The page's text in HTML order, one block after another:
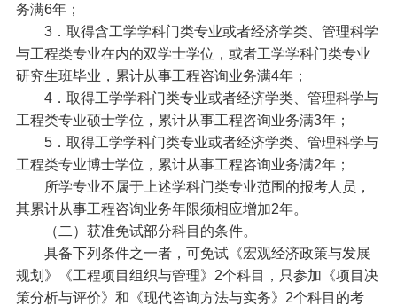
务满6年；
3．取得含工学学科门类专业或者经济学类、管理科学
与工程类专业在内的双学士学位，或者工学学科门类专业
研究生班毕业，累计从事工程咨询业务满4年；
4．取得工学学科门类专业或者经济学类、管理科学与
工程类专业硕士学位，累计从事工程咨询业务满3年；
5．取得工学学科门类专业或者经济学类、管理科学与
工程类专业博士学位，累计从事工程咨询业务满2年；
所学专业不属于上述学科门类专业范围的报考人员，
其累计从事工程咨询业务年限须相应增加2年。
（二）获准免试部分科目的条件。
具备下列条件之一者，可免试《宏观经济政策与发展
规划》《工程项目组织与管理》2个科目，只参加《项目决
策分析与评价》和《现代咨询方法与实务》2个科目的考